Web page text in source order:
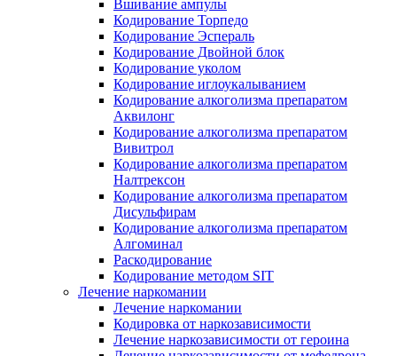
Вшивание ампулы
Кодирование Торпедо
Кодирование Эспераль
Кодирование Двойной блок
Кодирование уколом
Кодирование иглоукалыванием
Кодирование алкоголизма препаратом
Аквилонг
Кодирование алкоголизма препаратом
Вивитрол
Кодирование алкоголизма препаратом
Налтрексон
Кодирование алкоголизма препаратом
Дисульфирам
Кодирование алкоголизма препаратом
Алгоминал
Раскодирование
Кодирование методом SIT
Лечение наркомании
Лечение наркомании
Кодировка от наркозависимости
Лечение наркозависимости от героина